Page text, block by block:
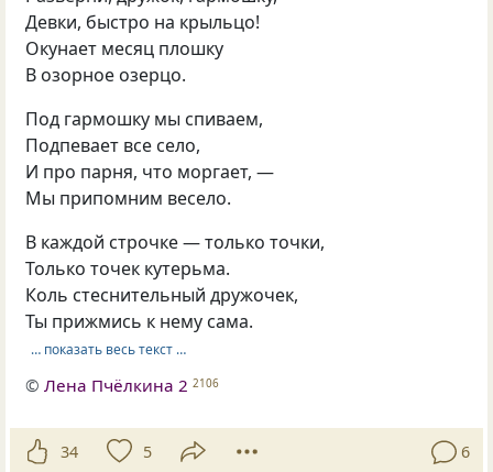
Девки, быстро на крыльцо!
Окунает месяц плошку
В озорное озерцо.
Под гармошку мы спиваем,
Подпевает все село,
И про парня, что моргает, —
Мы припомним весело.
В каждой строчке — только точки,
Только точек кутерьма.
Коль стеснительный дружочек,
Ты прижмись к нему сама.
… показать весь текст …
©Лена Пчёлкина 2 2106
34 5 6